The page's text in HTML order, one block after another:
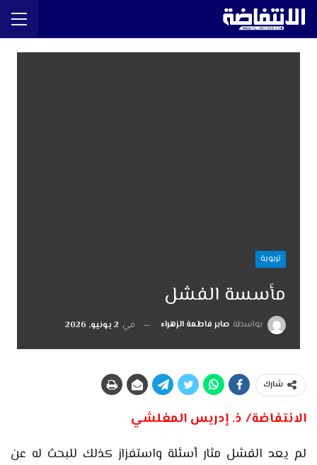
تربوية
مأسسة الفشل
بواسطة صابر فاطمة الزهراء في 2 يونيو, 2026
شارك
الانتفاضة/ ذ. إدريس المغلشي
لم يعد الفشل مثار أسئلة واستفزاز كذلك للبحث له عن